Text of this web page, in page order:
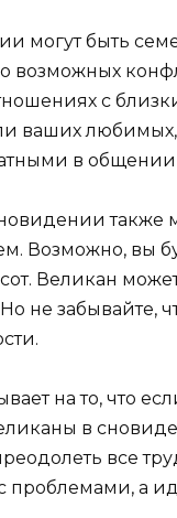
могут быть
возможных
с
ваших
в
также
Возможно, вы
Великан
не забывайте,
на то, что
в
все
проблемами, а